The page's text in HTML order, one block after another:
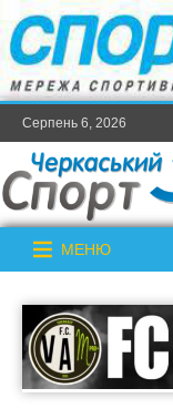
Серпень 6, 2026
МЕНЮ